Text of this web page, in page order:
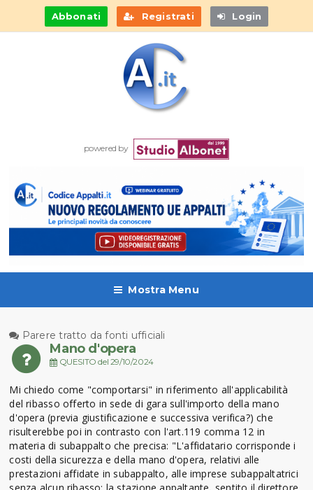
Abbonati Registrati Login
powered by
Mostra Menu
Parere tratto da fonti ufficiali
Mano d'opera
QUESITO del 29/10/2024
Mi chiedo come "comportarsi" in riferimento all'applicabilità
del ribasso offerto in sede di gara sull'importo della mano
d'opera (previa giustificazione e successiva verifica?) che
risulterebbe poi in contrasto con l'art.119 comma 12 in
materia di subappalto che precisa: "L'affidatario corrisponde i
costi della sicurezza e della mano d'opera, relativi alle
prestazioni affidate in subappalto, alle imprese subappaltatrici
senza alcun ribasso; la stazione appaltante, sentito il direttore